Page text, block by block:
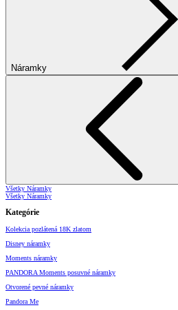
Náramky
Všetky Náramky
Všetky Náramky
Kategórie
Kolekcia pozlátená 18K zlatom
Disney náramky
Moments náramky
PANDORA Moments posuvné náramky
Otvorené pevné náramky
Pandora Me